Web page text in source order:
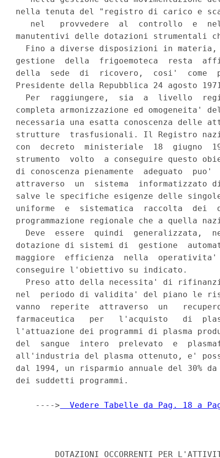
Vedere Tabelle da Pag. 18 a